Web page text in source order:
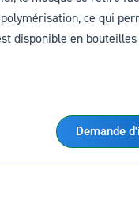
ce qui
disponible en
Demande